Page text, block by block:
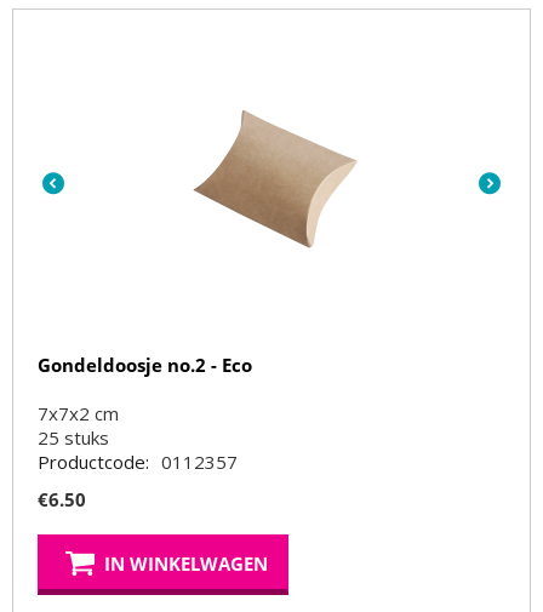
Gondeldoosje no.2 - Eco
7x7x2 cm
25 stuks
Productcode: 0112357
€6.50
IN WINKELWAGEN